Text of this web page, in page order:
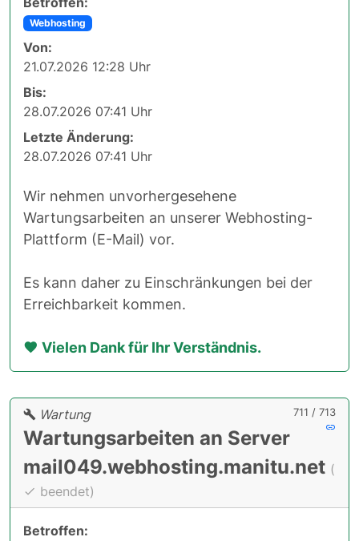
Webhosting
Von:
21.07.2026 12:28 Uhr
Bis:
28.07.2026 07:41 Uhr
Letzte Änderung:
28.07.2026 07:41 Uhr
Wir nehmen unvorhergesehene
Wartungsarbeiten an unserer Webhosting-
Plattform (E-Mail) vor.
Es kann daher zu Einschränkungen bei der
Erreichbarkeit kommen.
Vielen Dank für Ihr Verständnis.
711 / 713
Wartung
Wartungsarbeiten an Server
mail049.webhosting.manitu.net (
beendet)
Betroffen: